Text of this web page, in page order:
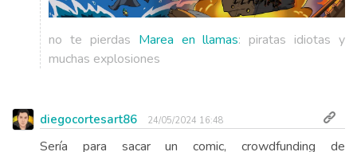
no te pierdas Marea en llamas: piratas idiotas y
muchas explosiones
diegocortesart86 24/05/2024 16:48
Sería para sacar un comic, crowdfunding de